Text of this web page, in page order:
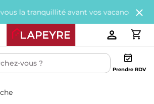
avant vos vacances avec200€
Prendre RDV